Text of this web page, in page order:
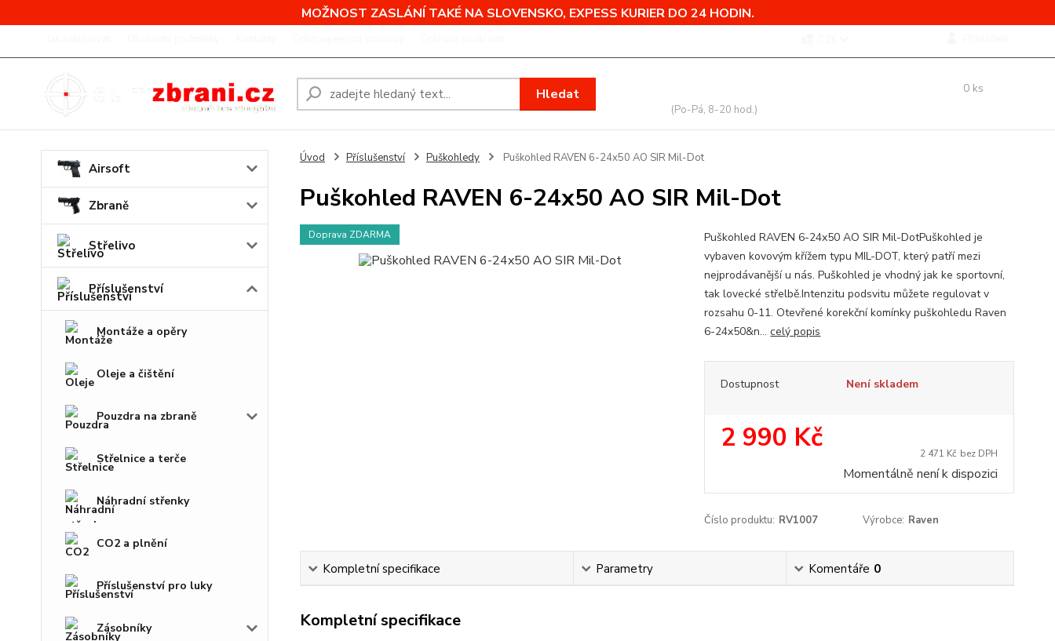
MOŽNOST ZASLÁNÍ TAKÉ NA SLOVENSKO, EXPESS KURIER DO 24 HODIN.
Hledat
(Po-Pá, 8-20 hod.)
0 ks
Airsoft
Zbraně
Střelivo
Příslušenství
Montáže a opěry
Oleje a čištění
Pouzdra na zbraně
Střelnice a terče
Náhradní střenky
CO2 a plnění
Příslušenství pro luky
Zásobníky
Úvod Příslušenství Puškohledy Puškohled RAVEN 6-24x50 AO SIR Mil-Dot
Puškohled RAVEN 6-24x50 AO SIR Mil-Dot
Doprava ZDARMA
Puškohled RAVEN 6-24x50 AO SIR Mil-DotPuškohled je
vybaven kovovým křížem typu MIL-DOT, který patří mezi
nejprodávanější u nás. Puškohled je vhodný jak ke sportovní,
tak lovecké střelbě.Intenzitu podsvitu můžete regulovat v
rozsahu 0-11. Otevřené korekční komínky puškohledu Raven
6-24x50&n...celý popis
Dostupnost Není skladem
2 990 Kč 2 471 Kč bez DPH
Momentálně není k dispozici
Číslo produktu: RV1007 Výrobce: Raven
Kompletní specifikace Parametry Komentáře 0
Kompletní specifikace